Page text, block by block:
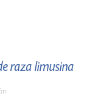
raza limusina